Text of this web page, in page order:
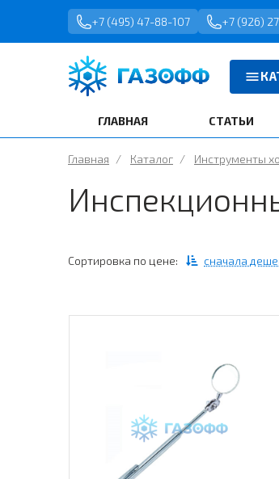
+7 (495) 47-88-107 +7 (926)
ГЛАВНАЯ СТАТЬИ
Главная / Каталог / Инструменты
Сортировка по цене: сначала